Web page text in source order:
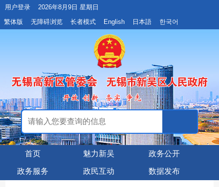
用户登录
2026年8月9日 星期日
繁体版
无障碍浏览 长者模式 English 日本語 한국어
首页 魅力新吴 政务公开
政务服务 政民互动 数据发布